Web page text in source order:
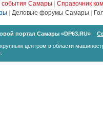
события Самары Справочник
Деловые форумы Самары
портал Самары «DP63.RU»
центром в области